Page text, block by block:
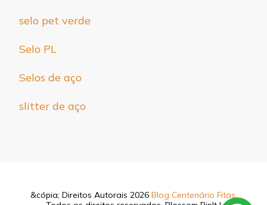
selo pet verde
Selo PL
Selos de aço
slitter de aço
&cópia; Direitos Autorais 2026 Blog Centenário Fitas.